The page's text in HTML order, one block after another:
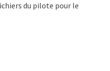
du pilote pour le